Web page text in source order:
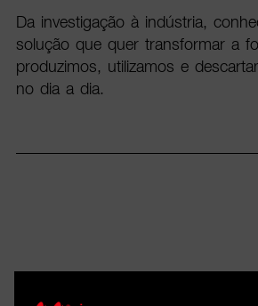
Da investigação à indústria,
solução que quer transformar a
produzimos, utilizamos e
no dia a dia.